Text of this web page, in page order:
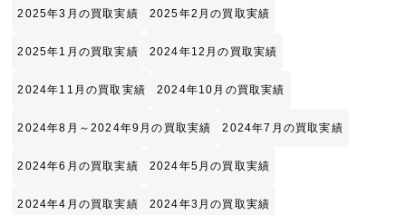
2025年3月の買取実績 2025年2月の買取実績
2025年1月の買取実績 2024年12月の買取実績
2024年11月の買取実績 2024年10月の買取実績
2024年8月～2024年9月の買取実績 2024年7月の買取実績
2024年6月の買取実績 2024年5月の買取実績
2024年4月の買取実績 2024年3月の買取実績